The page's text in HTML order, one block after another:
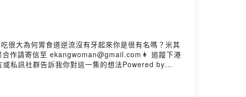
很大為何胃食道逆流沒有牙起來你是很有名嗎？米其
作請寄信至 ekangwoman@gmail.com👩 追蹤下港
訊社群告訴我你對這一集的想法Powered by